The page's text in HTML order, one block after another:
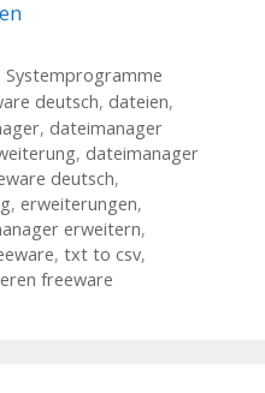
Systemprogramme
deutsch, dateien,
, dateimanager
, dateimanager
deutsch,
, erweiterungen,
erweitern,
, txt to csv,
freeware